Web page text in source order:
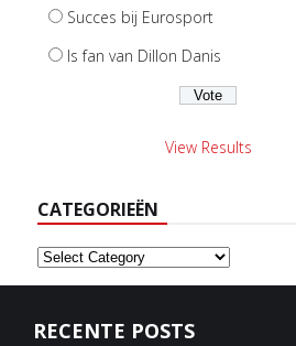
Succes bij Eurosport
Is fan van Dillon Danis
View Results
CATEGORIEËN
Categorieën
RECENTE POSTS